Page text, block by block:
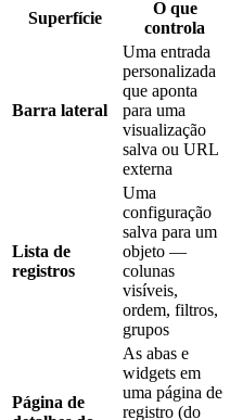
Superfície
O que
controla
Barra lateral
Uma entrada
personalizada
que aponta
para uma
visualização
salva ou URL
externa
Lista de
registros
Uma
configuração
salva para um
objeto —
colunas
visíveis,
ordem, filtros,
grupos
Página de
As abas e
widgets em
uma página de
registro (do